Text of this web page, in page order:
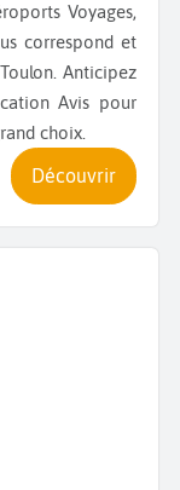
Voyages,
correspond et
Anticipez
Avis pour
choix.
Découvrir